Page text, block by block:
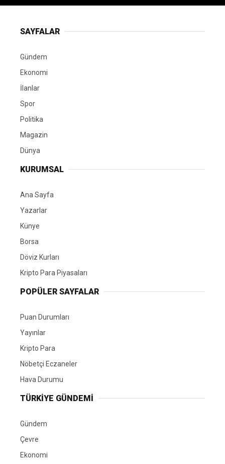
SAYFALAR
Gündem
Ekonomi
İlanlar
Spor
Politika
Magazin
Dünya
KURUMSAL
Ana Sayfa
Yazarlar
Künye
Borsa
Döviz Kurları
Kripto Para Piyasaları
POPÜLER SAYFALAR
Puan Durumları
Yayınlar
Kripto Para
Nöbetçi Eczaneler
Hava Durumu
TÜRKIYE GÜNDEMI
Gündem
Çevre
Ekonomi